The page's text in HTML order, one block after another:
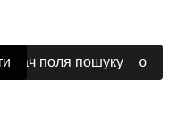
мобільне меню
поля пошуку